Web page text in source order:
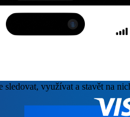
využívat a stavět na